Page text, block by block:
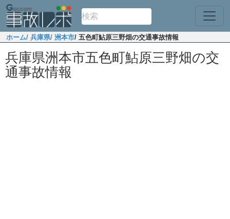
ホーム/ 兵庫県/ 洲本市/ 五色町鮎原三野畑の交通事故情報
兵庫県洲本市五色町鮎原三野畑の交
通事故情報